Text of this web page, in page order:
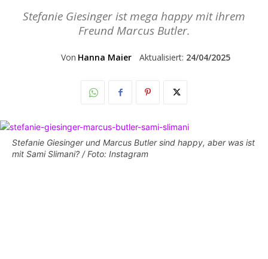
Stefanie Giesinger ist mega happy mit ihrem
Freund Marcus Butler.
Von Hanna Maier Aktualisiert: 24/04/2025
Stefanie Giesinger und Marcus Butler sind happy, aber was ist
mit Sami Slimani? / Foto: Instagram